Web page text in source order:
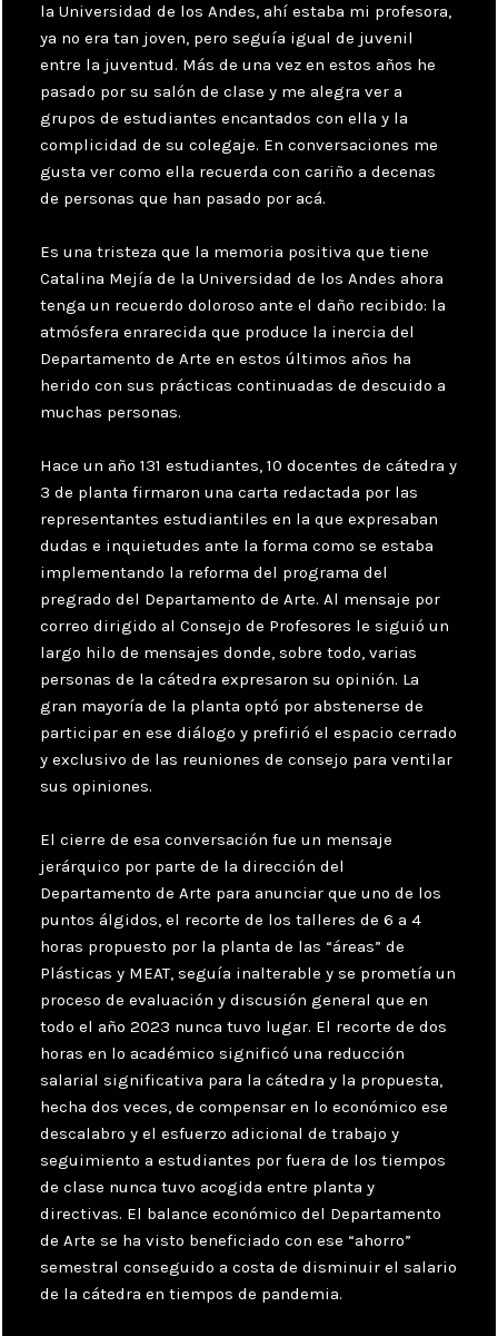
la Universidad de los Andes, ahí estaba mi profesora,
ya no era tan joven, pero seguía igual de juvenil
entre la juventud. Más de una vez en estos años he
pasado por su salón de clase y me alegra ver a
grupos de estudiantes encantados con ella y la
complicidad de su colegaje. En conversaciones me
gusta ver como ella recuerda con cariño a decenas
de personas que han pasado por acá.
Es una tristeza que la memoria positiva que tiene
Catalina Mejía de la Universidad de los Andes ahora
tenga un recuerdo doloroso ante el daño recibido: la
atmósfera enrarecida que produce la inercia del
Departamento de Arte en estos últimos años ha
herido con sus prácticas continuadas de descuido a
muchas personas.
Hace un año 131 estudiantes, 10 docentes de cátedra y
3 de planta firmaron una carta redactada por las
representantes estudiantiles en la que expresaban
dudas e inquietudes ante la forma como se estaba
implementando la reforma del programa del
pregrado del Departamento de Arte. Al mensaje por
correo dirigido al Consejo de Profesores le siguió un
largo hilo de mensajes donde, sobre todo, varias
personas de la cátedra expresaron su opinión. La
gran mayoría de la planta optó por abstenerse de
participar en ese diálogo y prefirió el espacio cerrado
y exclusivo de las reuniones de consejo para ventilar
sus opiniones.
El cierre de esa conversación fue un mensaje
jerárquico por parte de la dirección del
Departamento de Arte para anunciar que uno de los
puntos álgidos, el recorte de los talleres de 6 a 4
horas propuesto por la planta de las “áreas” de
Plásticas y MEAT, seguía inalterable y se prometía un
proceso de evaluación y discusión general que en
todo el año 2023 nunca tuvo lugar. El recorte de dos
horas en lo académico significó una reducción
salarial significativa para la cátedra y la propuesta,
hecha dos veces, de compensar en lo económico ese
descalabro y el esfuerzo adicional de trabajo y
seguimiento a estudiantes por fuera de los tiempos
de clase nunca tuvo acogida entre planta y
directivas. El balance económico del Departamento
de Arte se ha visto beneficiado con ese “ahorro”
semestral conseguido a costa de disminuir el salario
de la cátedra en tiempos de pandemia.